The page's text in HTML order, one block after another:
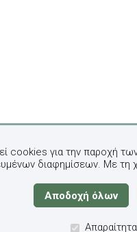
cookies για την παροχή
διαφημίσεων. Με